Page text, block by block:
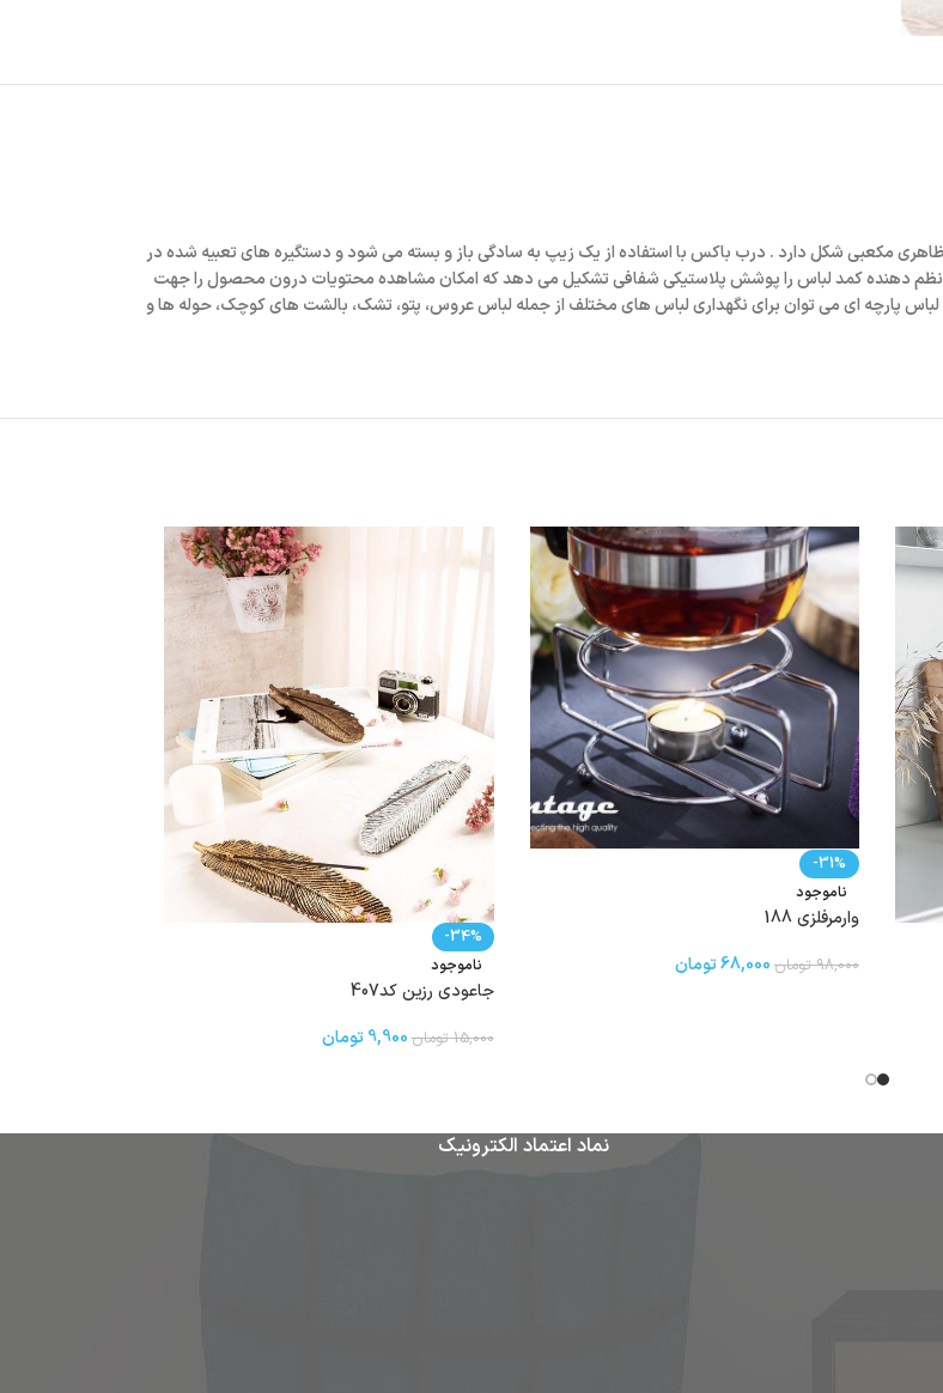
51 سانتی متر و ظاهری مکعبی شکل دارد . درب باکس با استفاده از یک زیپ به سادگی باز و بسته می شود و دستگیره های تعبیه شده در
نظم دهنده کمد لباس را پوشش پلاستیکی شفافی تشکیل می دهد که امکان مشاهده محتویات درون محصول را جهت
پارچه ای می توان برای نگهداری لباس های مختلف از جمله لباس عروس، پتو، تشک، بالشت های کوچک، حوله ها و
-31%
ناموجود
وارمرفلزی 188
98,000 تومان 68,000تومان
-34%
ناموجود
جاعودی رزین کد407
15,000 تومان9,900 تومان
نماد اعتماد الکترونیک